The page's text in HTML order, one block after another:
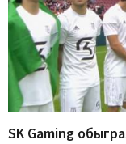
SK Gaming